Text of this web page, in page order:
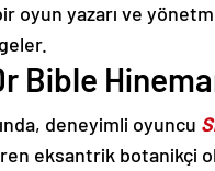
oyun yazarı ve
Bible
deneyimli oyuncu
eksantrik botanikçi